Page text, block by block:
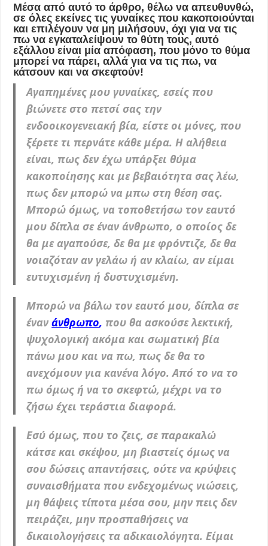
Μέσα απόαυτότο άρθρο, θέλω να απευθυνθώ,
σε όλες εκείνες τις γυναίκες που κακοποιούνται
και επιλέγουν να μη μιλήσουν, όχι για να τις
πω να εγκαταλείψουν το θύτη τους, αυτό
εξάλλου είναι μία απόφαση, που μόνο το θύμα
μπορεί να πάρει, αλλά για να τις πω, να
κάτσουν και να σκεφτούν!
Αγαπημένες μου γυναίκες, εσείς που
βιώνετε στο πετσί σας την
ενδοοικογενειακή βία, είστε οι μόνες, που
ξέρετε τι περνάτε κάθε μέρα. Η αλήθεια
είναι, πως δεν έχω υπάρξει θύμα
κακοποίησης και με βεβαιότητα σας λέω,
πως δεν μπορώ να μπω στη θέση σας.
Μπορώ όμως, να τοποθετήσω τον εαυτό
μου δίπλα σε έναν άνθρωπο, ο οποίος δε
θα με αγαπούσε, δε θα με φρόντιζε, δε θα
νοιαζόταν αν γελάω ή αν κλαίω, αν είμαι
ευτυχισμένη ή δυστυχισμένη.
Μπορώ να βάλω τον εαυτό μου, δίπλα σε
ένανάνθρωπο, που θα ασκούσε λεκτική,
ψυχολογική ακόμα και σωματική βία
πάνω μου και να πω, πως δε θα το
ανεχόμουν για κανένα λόγο. Από το να το
πω όμως ή να το σκεφτώ, μέχρι να το
ζήσω έχει τεράστια διαφορά.
Εσύ όμως, που το ζεις, σε παρακαλώ
κάτσε και σκέψου, μη βιαστείς όμως να
σου δώσεις απαντήσεις, ούτε να κρύψεις
συναισθήματα που ενδεχομένως νιώσεις,
μη θάψεις τίποτα μέσα σου, μην πεις δεν
πειράζει, μην προσπαθήσεις να
δικαιολογήσεις τα αδικαιολόγητα. Είμαι